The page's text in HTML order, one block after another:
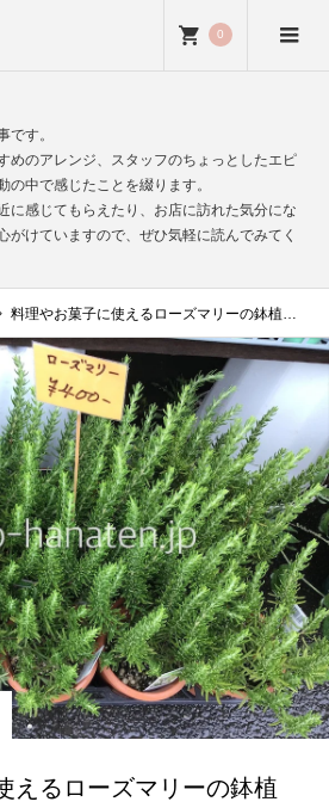
0
です。
めのアレンジ、スタッフのちょっとしたエピ
の中で感じたことを綴ります。
に感じてもらえたり、お店に訪れた気分にな
がけていますので、ぜひ気軽に読んでみてく
料理やお菓子に使えるローズマリーの鉢植え｜乾燥気味の状態が好み｜風通しの良い場所に置いて
えるローズマリーの鉢植